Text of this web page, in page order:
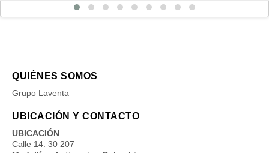
QUIÉNES SOMOS
Grupo Laventa
UBICACIÓN Y CONTACTO
UBICACIÓN
Calle 14. 30 207